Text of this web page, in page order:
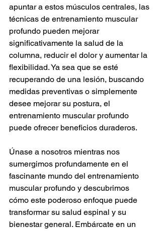
apuntar a estos músculos centrales, las
técnicas de entrenamiento muscular
profundo pueden mejorar
significativamente la salud de la
columna, reducir el dolor y aumentar la
flexibilidad. Ya sea que se esté
recuperando de una lesión, buscando
medidas preventivas o simplemente
desee mejorar su postura, el
entrenamiento muscular profundo
puede ofrecer beneficios duraderos.
Únase a nosotros mientras nos
sumergimos profundamente en el
fascinante mundo del entrenamiento
muscular profundo y descubrimos
cómo este poderoso enfoque puede
transformar su salud espinal y su
bienestar general. Embárcate en un